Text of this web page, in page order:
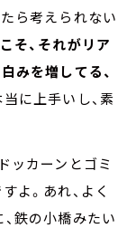
ら考えられない
そ、それがリア
みを増してる、
に上手いし、素
ッカーンとゴミ
よ。あれ、よく
鉄の小橋みたい